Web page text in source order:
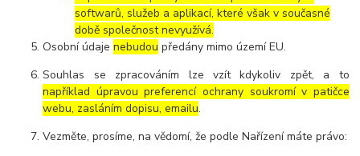
softwarů, služeb a aplikací, které však v současné
době společnost nevyužívá.
Osobní údajenebudou předány mimo území EU.
Souhlas se zpracováním lze vzít kdykoliv zpět, a to
například úpravou preferencí ochrany soukromí v patičce
webu, zasláním dopisu, emailu.
Vezměte, prosíme, na vědomí, že podle Nařízení máte právo: